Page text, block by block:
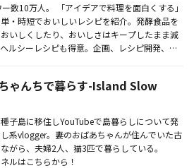
数10万人。 「アイデアで料理を面白くする」
・時短でおいしいレシピを紹介。発酵食品を
いしくしたり、おいしさはキープしたまま減
ルシーレシピも得意。企画、レシピ開発、商
ゃんちで暮らす-Island Slow
子島に移住しYouTubeで島暮らしについて発
系vlogger。妻のおばあちゃんが住んでいた古
がら、夫婦2人、猫3匹で暮らしている。
ルはこちらから！